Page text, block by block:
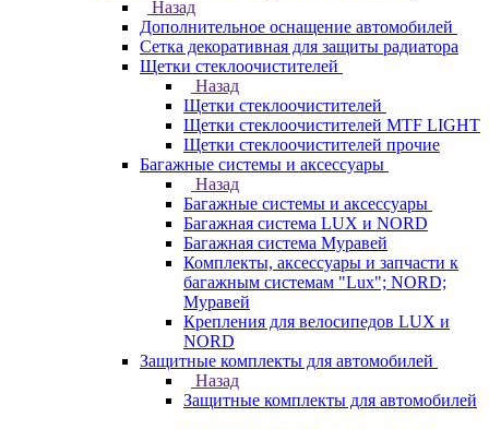
Назад
Дополнительное оснащение автомобилей
Сетка декоративная для защиты радиатора
Щетки стеклоочистителей
Назад
Щетки стеклоочистителей
Щетки стеклоочистителей MTF LIGHT
Щетки стеклоочистителей прочие
Багажные системы и аксессуары
Назад
Багажные системы и аксессуары
Багажная система LUX и NORD
Багажная система Муравей
Комплекты, аксессуары и запчасти к
багажным системам "Lux"; NORD;
Муравей
Крепления для велосипедов LUX и
NORD
Защитные комплекты для автомобилей
Назад
Защитные комплекты для автомобилей